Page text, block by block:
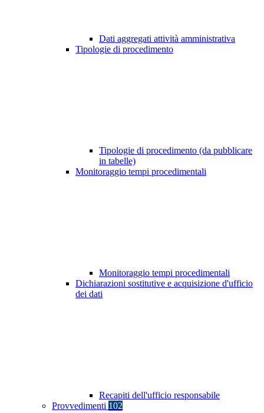
Dati aggregati attività amministrativa
Tipologie di procedimento
Tipologie di procedimento (da pubblicare
in tabelle)
Monitoraggio tempi procedimentali
Monitoraggio tempi procedimentali
Dichiarazioni sostitutive e acquisizione d'ufficio
dei dati
Recapiti dell'ufficio responsabile
Provvedimenti 102